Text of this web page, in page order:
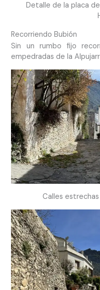
Detalle de la placa
Recorriendo Bubión
Sin un rumbo fijo
empedradas de la
Calles